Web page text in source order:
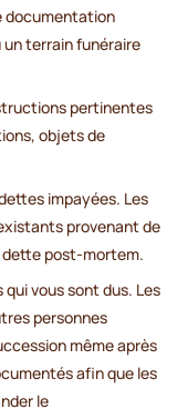
documentation
terrain funéraire
pertinentes
objets de
impayées. Les
provenant de
dette post-mortem.
vous sont dus. Les
personnes
même après
afin que les
le